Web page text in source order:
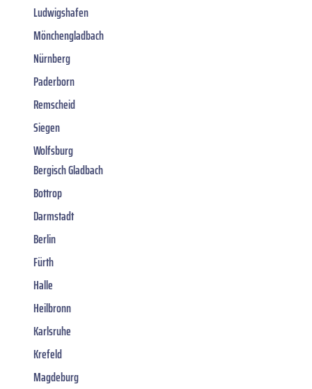
Ludwigshafen
Mönchengladbach
Nürnberg
Paderborn
Remscheid
Siegen
Wolfsburg
Bergisch Gladbach
Bottrop
Darmstadt
Berlin
Fürth
Halle
Heilbronn
Karlsruhe
Krefeld
Magdeburg